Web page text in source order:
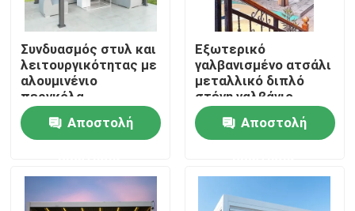
Σπίτι
Περίπου εμείς
Συνδυασμός στυλ και
λειτουργικότητας με
αλουμινένιο
περγκόλα
Αποστολή
Εξωτερικό
γαλβανισμένο ατσάλι
μεταλλικό διπλό
στέγη γαλβάνιο
Αποστολή